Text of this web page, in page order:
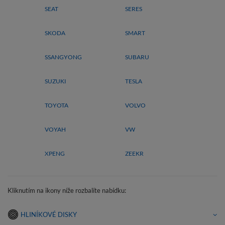
SEAT SERES
SKODA SMART
SSANGYONG SUBARU
SUZUKI TESLA
TOYOTA VOLVO
VOYAH VW
XPENG ZEEKR
Kliknutím na ikony níže rozbalíte nabídku:
HLINÍKOVÉ DISKY